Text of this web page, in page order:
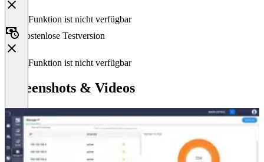
Diese Funktion ist nicht verfügbar
Kostenlose Testversion
Diese Funktion ist nicht verfügbar
Screenshots & Videos